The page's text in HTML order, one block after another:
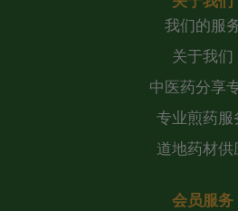
我们的服
关于我们
中医药分享
专业煎药服
道地药材供
会员服务